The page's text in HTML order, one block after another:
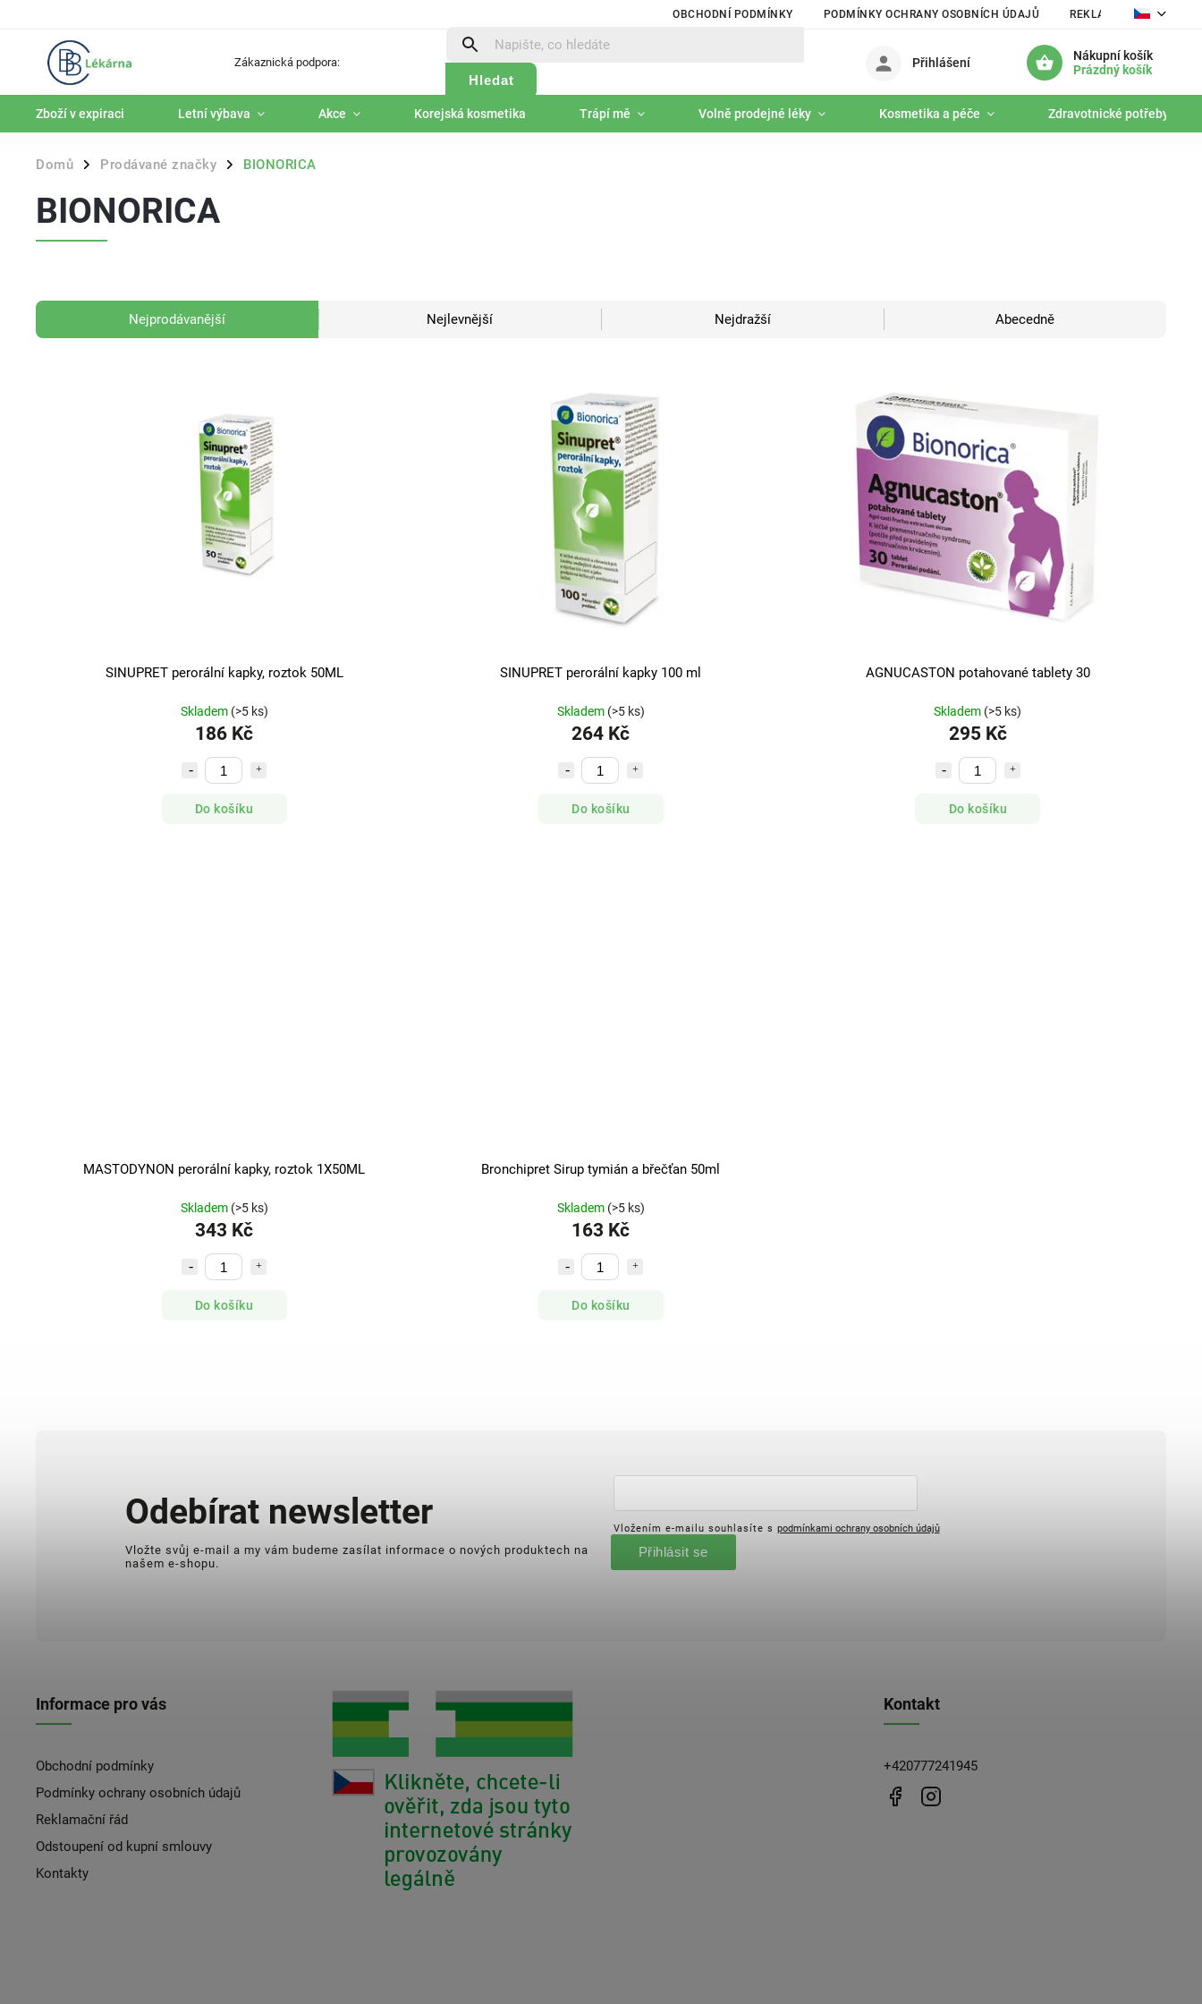
OBCHODNÍ PODMÍNKY PODMÍNKY OCHRANY OSOBNÍCH ÚDAJŮ REKLAMAČNÍ ŘÁD
Zákaznická podpora:
Hledat
Nákupní košík
Prázdný košík
Přihlášení
Zboží v expiraci Letní výbava Akce Korejská kosmetika Trápí mě Volně prodejné léky Kosmetika a péče Zdravotnické potřeby
Domů / Prodávané značky / BIONORICA
BIONORICA
Nejprodávanější Nejlevnější Nejdražší Abecedně
SINUPRET perorální kapky, roztok 50ML
Skladem (>5 ks)
186 Kč
Do košíku
SINUPRET perorální kapky 100 ml
Skladem (>5 ks)
264 Kč
Do košíku
AGNUCASTON potahované tablety 30
Skladem (>5 ks)
295 Kč
Do košíku
MASTODYNON perorální kapky, roztok 1X50ML
Skladem (>5 ks)
343 Kč
Do košíku
Bronchipret Sirup tymián a břečťan 50ml
Skladem (>5 ks)
163 Kč
Do košíku
Informace pro vás
Obchodní podmínky
Podmínky ochrany osobních údajů
Reklamační řád
Odstoupení od kupní smlouvy
Kontakty
Odebírat newsletter
Vložte svůj e-mail a my vám budeme zasílat informace o nových produktech na
našem e-shopu.
Vložením e-mailu souhlasíte s podmínkami ochrany osobních údajů
Přihlásit se
Kontakt
+420777241945